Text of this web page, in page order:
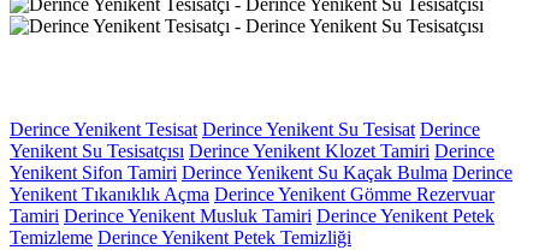
Derince Yenikent Tesisat Derince Yenikent Su Tesisat Derince
Yenikent Su Tesisatçısı Derince Yenikent Klozet Tamiri Derince
Yenikent Sifon Tamiri Derince Yenikent Su Kaçak Bulma Derince
Yenikent Tıkanıklık Açma Derince Yenikent Gömme Rezervuar
Tamiri Derince Yenikent Musluk Tamiri Derince Yenikent Petek
Temizleme Derince Yenikent Petek Temizliği